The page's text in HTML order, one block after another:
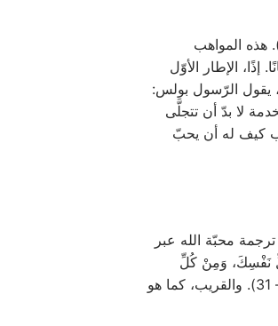
يمنحنا الله مواهب ويحمّلنا مسؤوليّات بوصيّة محبّته "لأَجْلِ تَكْمِيلِ الْقِدِّيسِينَ لِعَمَلِ الْخِدْمَةِ، لِبُنْيَانِ جَسَدِ الْمَسِيحِ" (أف 4: 12). هذه المواهب
الإطار الأوّل
يقول الرّسول بولس:
8). المحبّة والاهتمام والرَّحمة والخدمة لا بدّ أن تتجلَّى
كيف له أن يحبّ
ترجمة محبّة الله عبر
نَفْسِكَ، وَمِنْ كُلِّ
فِكْرِكَ، وَمِنْ كُلِّ قُدْرَتِكَ. هذِهِ هِيَ الْوَصِيَّةُ الأُولَى. وَثَانِيَةٌ مِثْلُهَا هِيَ: تُحِبُّ قَرِيبَكَ كَنَفْسِكَ. لَيْسَ وَصِيَّةٌ أُخْرَى أَعْظَمَ مِنْ هَاتَيْنِ" (مر 12: 29 – 31). والقريب، كما هو